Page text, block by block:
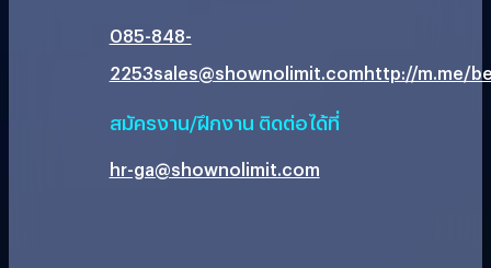
085-848-
2253sales@shownolimit.comhttp://m.me/
สมัครงาน/ฝึกงาน ติดต่อได้ที่
hr-ga@shownolimit.com